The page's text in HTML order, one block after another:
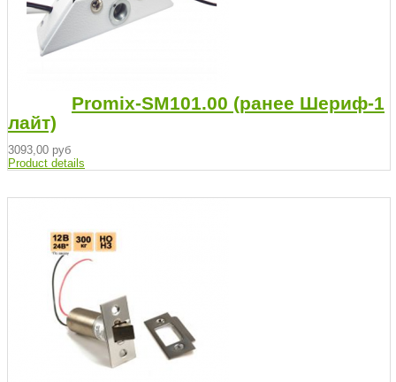
Promix-SM101.00 (ранее Шериф-1
лайт)
3093,00 руб
Product details